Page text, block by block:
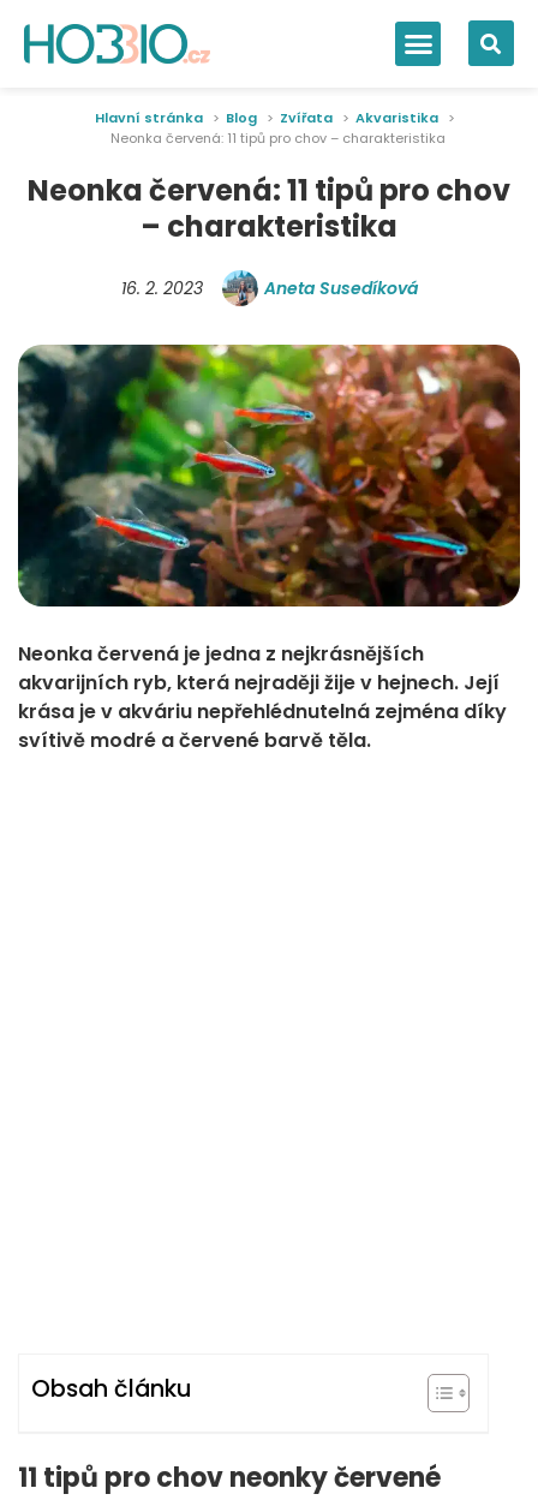
Hlavní stránka Blog Zvířata
Akvaristika
Neonka červená: 11 tipů pro chov – charakteristika
Neonka červená: 11 tipů pro chov
– charakteristika
16. 2. 2023 Aneta Susedíková
Neonka červená je jedna z nejkrásnějších
akvarijních ryb, která nejraději žije v hejnech. Její
krása je v akváriu nepřehlédnutelná zejména díky
svítivě modré a červené barvě těla.
Obsah článku
11 tipů pro chov neonky červené